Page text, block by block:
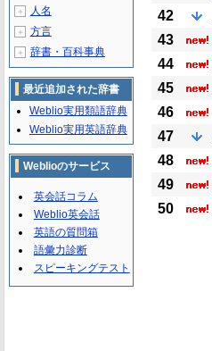
42
43
44
45
46
47
48
49
50
＋ 人名
＋ 方言
＋ 辞書・百科事典
最近追加された辞書
Weblio実用類語辞典
Weblio実用英語辞典
Weblioのサービス
英会話コラム
Weblio英会話
英語の質問箱
語彙力診断
スピーキングテスト